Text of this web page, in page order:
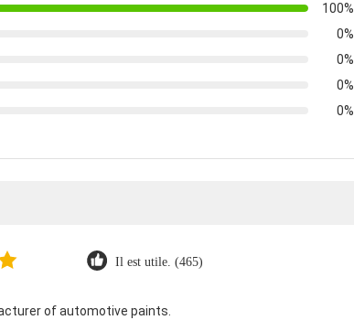
100%
0%
0%
0%
0%
Il est utile. (465)
of automotive paints.